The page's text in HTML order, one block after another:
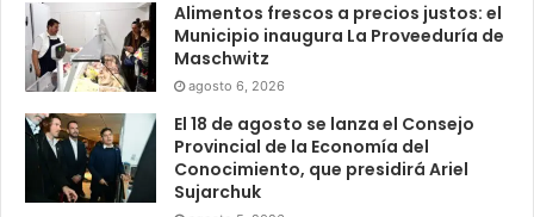
Alimentos frescos a precios justos: el
Municipio inaugura La Proveeduría de
Maschwitz
agosto 6, 2026
El 18 de agosto se lanza el Consejo
Provincial de la Economía del
Conocimiento, que presidirá Ariel
Sujarchuk